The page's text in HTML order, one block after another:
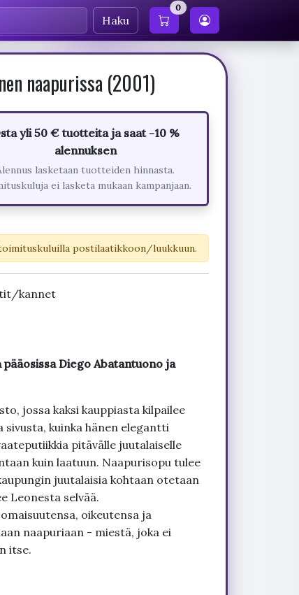
Haku
0
naapurissa (2001)
yli 50 € tuotteita ja saat -10 %
alennuksen
lasketaan tuotteiden hinnasta.
ei lasketa mukaan kampanjaan.
postilaatikkoon/luukkuun.
kannet
Diego Abatantuono ja
jossa kaksi kauppiasta kilpailee
kuinka hänen elegantti
pitävälle juutalaiselle
kuin laatuun. Naapurisopu tulee
juutalaisia kohtaan otetaan
Leonesta selvää.
oikeutensa ja
naapuriaan - miestä, joka ei
itse.